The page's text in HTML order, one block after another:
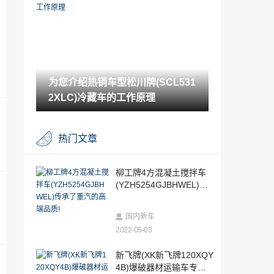
RC5更多官图
宝马i已经公开了i4轿车的统计数据
2022-05-06
的HuracanEVO
雅阁异响一般都是哪里（雅阁为什么异响
多）
2022-05-05
风光580Pro怎么样及捷达VS5多少钱
雪铁龙C4Aircross怎么样及新迈腾2.0T尊
贵型多少钱
为您介绍热销车型松川牌(SCL531
2XLC)冷藏车的工作原理
热门文章
柳工牌4方混凝土搅拌车
(YZH5254GJBHWEL)传
国内新车
2022-05-03
新飞牌(XK新飞牌120XQY
4B)爆破器材运输车专业